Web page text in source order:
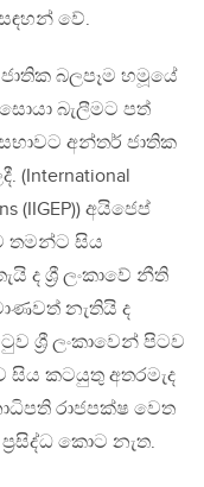
වේ.
බලපෑම හමූයේ
බැලීමට පත්
අන්තර් ජාතික
(IIGEP)) අයිජෙප්
තමන්ට සිය
ද ශ්‍රී ලංකාවේ නීති
නැතියි ද
ශ්‍රී ලංකාවෙන් පිටව
කටයුතු අතරමැද
රාජපක්ෂ වෙත
කොට නැත.